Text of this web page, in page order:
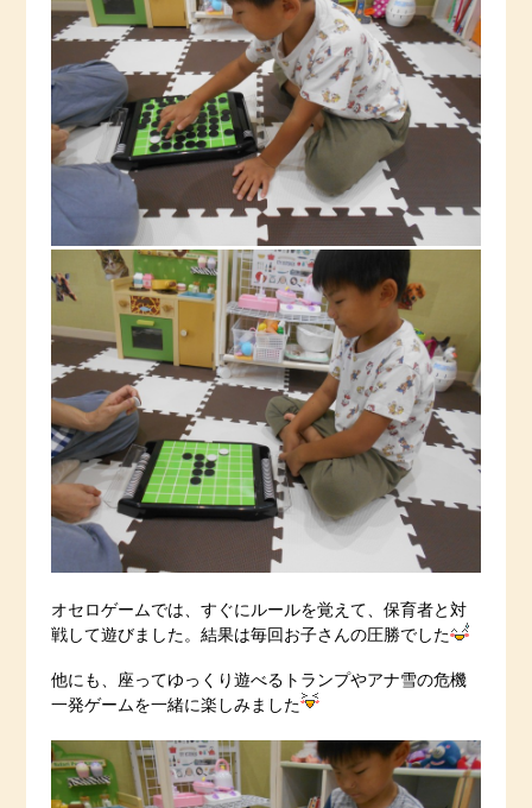
オセロゲームでは、すぐにルールを覚えて、保育者と対
戦して遊びました。結果は毎回お子さんの圧勝でした
他にも、座ってゆっくり遊べるトランプやアナ雪の危機
一発ゲームを一緒に楽しみました